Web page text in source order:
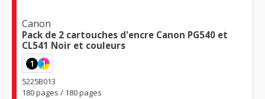
Canon
Pack de 2 cartouches d'encre Canon PG540 et
CL541 Noir et couleurs
1 1
5225B013
180 pages / 180 pages